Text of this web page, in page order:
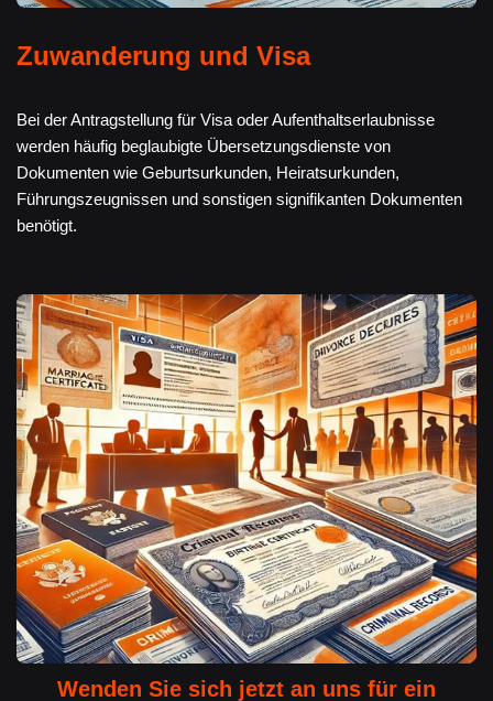
Zuwanderung und Visa
Bei der Antragstellung für Visa oder Aufenthaltserlaubnisse
werden häufig beglaubigte Übersetzungsdienste von
Dokumenten wie Geburtsurkunden, Heiratsurkunden,
Führungszeugnissen und sonstigen signifikanten Dokumenten
benötigt.
Wenden Sie sich jetzt an uns für ein